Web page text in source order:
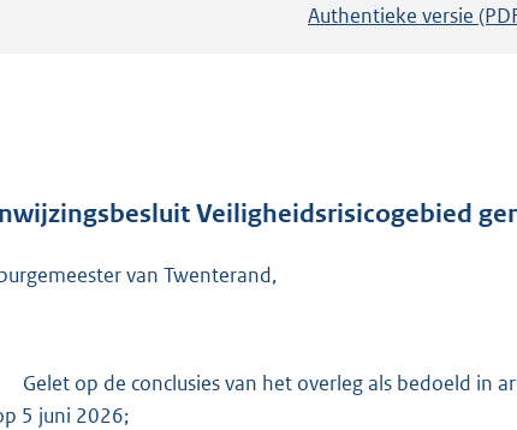
Authentieke versie
Veiligheidsrisicogebied
van Twenterand,
Gelet op de conclusies van het overleg als bedoeld
5 juni 2026;